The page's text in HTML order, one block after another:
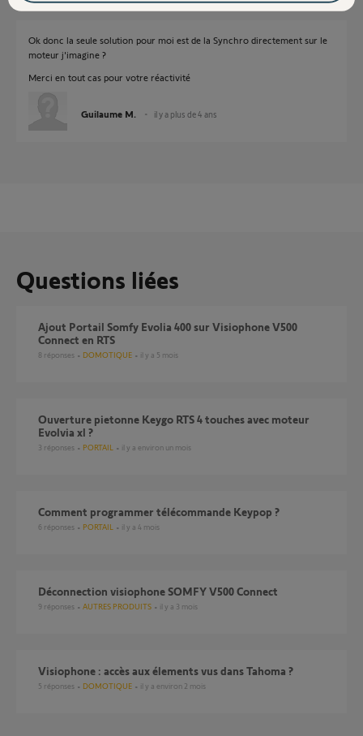
Ok donc la seule solution pour moi est de la Synchro directement sur le
moteur j'imagine ?
Merci en tout cas pour votre réactivité
Guilaume M. il y a plus de 4 ans
Questions liées
Ajout Portail Somfy Evolia 400 sur Visiophone V500
Connect en RTS
8 réponses DOMOTIQUE il y a 5 mois
Ouverture pietonne Keygo RTS 4 touches avec moteur
Evolvia xl ?
3 réponses PORTAIL il y a environ un mois
Comment programmer télécommande Keypop ?
6 réponses PORTAIL il y a 4 mois
Déconnection visiophone SOMFY V500 Connect
9 réponses AUTRES PRODUITS il y a 3 mois
Visiophone : accès aux élements vus dans Tahoma ?
5 réponses DOMOTIQUE il y a environ 2 mois